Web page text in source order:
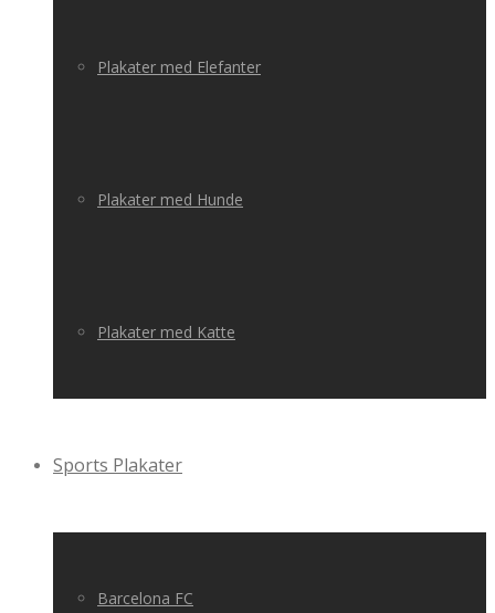
Plakater med Elefanter
Plakater med Hunde
Plakater med Katte
Sports Plakater
Barcelona FC